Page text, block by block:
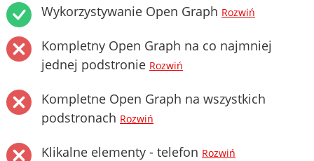
Wykorzystywanie Open Graph Rozwiń
Kompletny Open Graph na co najmniej
jednej podstronie Rozwiń
Kompletne Open Graph na wszystkich
podstronach Rozwiń
Klikalne elementy - telefon Rozwiń